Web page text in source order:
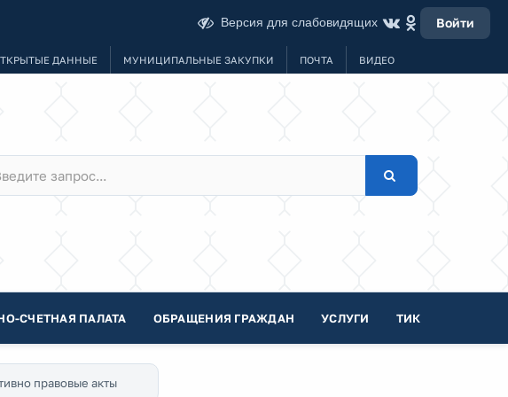
Версия для слабовидящих Войти
ДАННЫЕ МУНИЦИПАЛЬНЫЕ ЗАКУПКИ ПОЧТА ВИДЕО
СЧЕТНАЯ ПАЛАТА ОБРАЩЕНИЯ ГРАЖДАН УСЛУГИ ТИК
правовые акты